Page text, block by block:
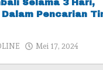
Selama 3 Hari,
Pencarian
Mei 17, 2024